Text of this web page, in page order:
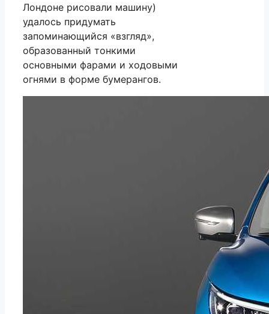
Лондоне рисовали машину)
удалось придумать
запоминающийся «взгляд»,
образованный тонкими
основными фарами и ходовыми
огнями в форме бумерангов.